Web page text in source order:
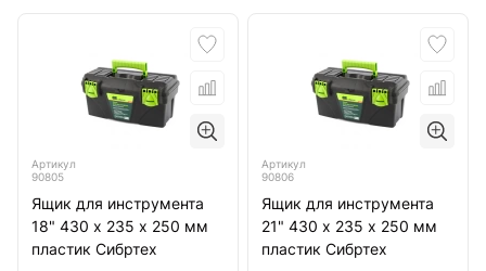
Артикул
90805
Ящик для инструмента
18" 430 х 235 х 250 мм
пластик Сибртех
Артикул
90806
Ящик для инструмента
21" 430 х 235 х 250 мм
пластик Сибртех